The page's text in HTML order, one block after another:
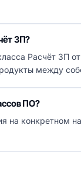
ЗП?
Расчёт ЗП
между
ПО?
на конкретном